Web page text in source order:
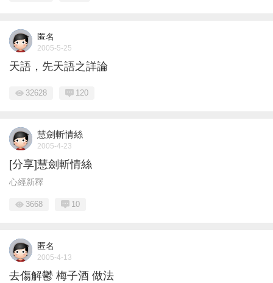
匿名
2005-5-25
天語，先天語之詳論
32628 120
慧劍斬情絲
2005-4-23
[分享]慧劍斬情絲
心經新釋
3668 10
匿名
2005-4-13
去傷解鬱 梅子酒 做法